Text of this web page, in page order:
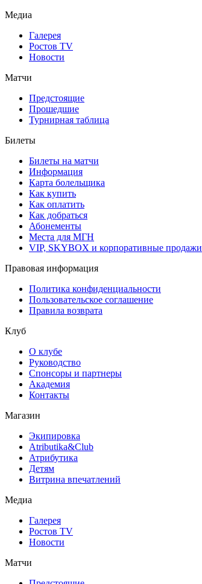
Медиа
Галерея
Ростов TV
Новости
Матчи
Предстоящие
Прошедшие
Турнирная таблица
Билеты
Билеты на матчи
Информация
Карта болельщика
Как купить
Как оплатить
Как добраться
Абонементы
Места для МГН
VIP, SKYBOX и корпоративные продажи
Правовая информация
Политика конфиденциальности
Пользовательское соглашение
Правила возврата
Клуб
О клубе
Руководство
Спонсоры и партнеры
Академия
Контакты
Магазин
Экипировка
Atributika&Club
Атрибутика
Детям
Витрина впечатлений
Медиа
Галерея
Ростов TV
Новости
Матчи